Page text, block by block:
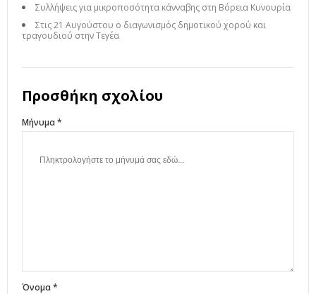
Συλλήψεις για μικροποσότητα κάνναβης στη Βόρεια Κυνουρία
Στις 21 Αυγούστου ο διαγωνισμός δημοτικού χορού και
τραγουδιού στην Τεγέα
Προσθήκη σχολίου
Μήνυμα *
Όνομα *